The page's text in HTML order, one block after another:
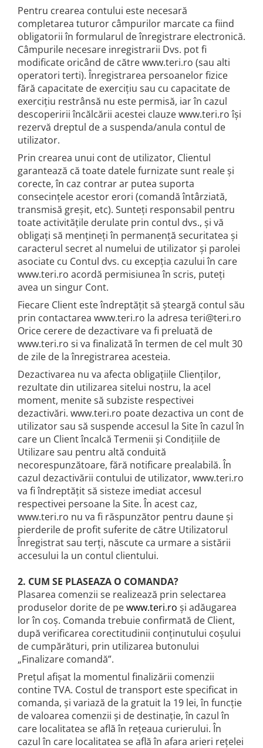
Pentru crearea contului este necesară
completarea tuturor câmpurilor marcate ca fiind
obligatorii în formularul de înregistrare electronică.
Câmpurile necesare inregistrarii Dvs. pot fi
modificate oricând de către www.teri.ro (sau alti
operatori terti). Înregistrarea persoanelor fizice
fără capacitate de exercițiu sau cu capacitate de
exercițiu restrânsă nu este permisă, iar în cazul
descoperirii încălcării acestei clauze www.teri.ro își
rezervă dreptul de a suspenda/anula contul de
utilizator.
Prin crearea unui cont de utilizator, Clientul
garantează că toate datele furnizate sunt reale și
corecte, în caz contrar ar putea suporta
consecințele acestor erori (comandă întârziată,
transmisă greșit, etc). Sunteți responsabil pentru
toate activitățile derulate prin contul dvs., și vă
obligați să mențineți în permanență securitatea și
caracterul secret al numelui de utilizator și parolei
asociate cu Contul dvs. cu excepția cazului în care
www.teri.ro acordă permisiunea în scris, puteți
avea un singur Cont.
Fiecare Client este îndreptățit să șteargă contul său
prin contactarea www.teri.ro la adresa teri@teri.ro
Orice cerere de dezactivare va fi preluată de
www.teri.ro si va finalizată în termen de cel mult 30
de zile de la înregistrarea acesteia.
Dezactivarea nu va afecta obligațiile Clienților,
rezultate din utilizarea sitelui nostru, la acel
moment, menite să subziste respectivei
dezactivări. www.teri.ro poate dezactiva un cont de
utilizator sau să suspende accesul la Site în cazul în
care un Client încalcă Termenii și Condițiile de
Utilizare sau pentru altă conduită
necorespunzătoare, fără notificare prealabilă. În
cazul dezactivării contului de utilizator, www.teri.ro
va fi îndreptățit să sisteze imediat accesul
respectivei persoane la Site. În acest caz,
www.teri.ro nu va fi răspunzător pentru daune și
pierderile de profit suferite de către Utilizatorul
Înregistrat sau terți, născute ca urmare a sistării
accesului la un contul clientului.
2. CUM SE PLASEAZA O COMANDA?
Plasarea comenzii se realizează prin selectarea
produselor dorite de pewww.teri.ro și adăugarea
lor în coș. Comanda trebuie confirmată de Client,
după verificarea corectitudinii conținutului coșului
de cumpărături, prin utilizarea butonului
„Finalizare comandă”.
Prețul afișat la momentul finalizării comenzii
contine TVA. Costul de transport este specificat in
comanda, și variază de la gratuit la 19 lei, în funcție
de valoarea comenzii și de destinație, în cazul în
care localitatea se află în rețeaua curierului. În
cazul în care localitatea se află în afara arieri rețelei